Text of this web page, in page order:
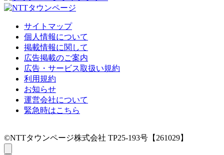
サイトマップ
個人情報について
掲載情報に関して
広告掲載のご案内
広告・サービス取扱い規約
利用規約
お知らせ
運営会社について
緊急時はこちら
©NTTタウンページ株式会社 TP25-193号【261029】